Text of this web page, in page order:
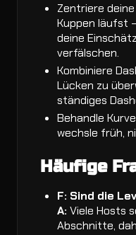
Zentriere
Kuppen läufst
deine
verfälschen.
Kombiniere
Lücken zu
ständiges
Behandle
wechsle früh,
Häufige
F: Sind die
A: Viele Hosts
Abschnitte,